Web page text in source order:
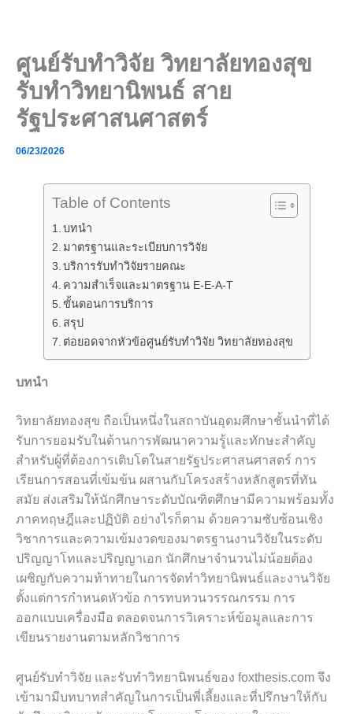
ศูนย์รับทำวิจัย วิทยาลัยทองสุข
รับทำวิทยานิพนธ์ สาย
รัฐประศาสนศาสตร์
06/23/2026
Table of Contents
บทนำ
มาตรฐานและระเบียบการวิจัย
บริการรับทำวิจัยรายคณะ
ความสำเร็จและมาตรฐาน E-E-A-T
ขั้นตอนการบริการ
สรุป
ต่อยอดจากหัวข้อศูนย์รับทำวิจัย วิทยาลัยทองสุข
บทนำ
วิทยาลัยทองสุข ถือเป็นหนึ่งในสถาบันอุดมศึกษาชั้นนำที่ได้
รับการยอมรับในด้านการพัฒนาความรู้และทักษะสำคัญ
สำหรับผู้ที่ต้องการเติบโตในสายรัฐประศาสนศาสตร์ การ
เรียนการสอนที่เข้มข้น ผสานกับโครงสร้างหลักสูตรที่ทัน
สมัย ส่งเสริมให้นักศึกษาระดับบัณฑิตศึกษามีความพร้อมทั้ง
ภาคทฤษฎีและปฏิบัติ อย่างไรก็ตาม ด้วยความซับซ้อนเชิง
วิชาการและความเข้มงวดของมาตรฐานงานวิจัยในระดับ
ปริญญาโทและปริญญาเอก นักศึกษาจำนวนไม่น้อยต้อง
เผชิญกับความท้าทายในการจัดทำวิทยานิพนธ์และงานวิจัย
ตั้งแต่การกำหนดหัวข้อ การทบทวนวรรณกรรม การ
ออกแบบเครื่องมือ ตลอดจนการวิเคราะห์ข้อมูลและการ
เขียนรายงานตามหลักวิชาการ
ศูนย์รับทำวิจัย และรับทำวิทยานิพนธ์ของ foxthesis.com จึง
เข้ามามีบทบาทสำคัญในการเป็นพี่เลี้ยงและที่ปรึกษาให้กับ